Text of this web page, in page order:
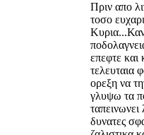
Πριν απο
τοσο
επεφτε και
τελευταια
ορεξη να
γλυψω τα
ταπεινωνει
δυνατες